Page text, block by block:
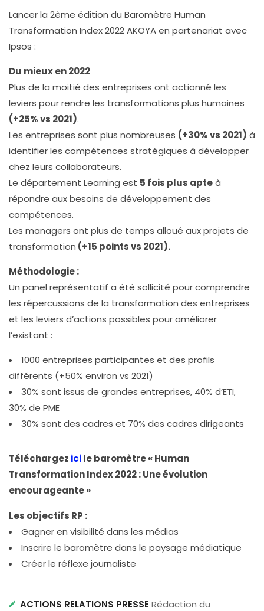
Lancer la 2ème édition du Baromètre Human
Transformation Index 2022 AKOYA en partenariat avec
Ipsos :
Du mieux en 2022
Plus de la moitié des entreprises ont actionné les
leviers pour rendre les transformations plus humaines
(+25% vs 2021).
Les entreprises sont plus nombreuses (+30% vs 2021) à
identifier les compétences stratégiques à développer
chez leurs collaborateurs.
Le département Learning est 5 fois plus apteà
répondre aux besoins de développement des
compétences.
Les managers ont plus de temps alloué aux projets de
transformation (+15 points vs 2021).
Méthodologie :
Un panel représentatif a été sollicité pour comprendre
les répercussions de la transformation des entreprises
et les leviers d’actions possibles pour améliorer
l’existant :
1000 entreprises participantes et des profils
différents (+50% environ vs 2021)
30% sont issus de grandes entreprises, 40% d’ETI,
30% de PME
30% sont des cadres et 70% des cadres dirigeants
Téléchargez icile baromètre « Human
Transformation Index 2022 : Une évolution
encourageante »
Les objectifs RP :
Gagner en visibilité dans les médias
Inscrire le baromètre dans le paysage médiatique
Créer le réflexe journaliste
ACTIONS RELATIONS PRESSE Rédaction du